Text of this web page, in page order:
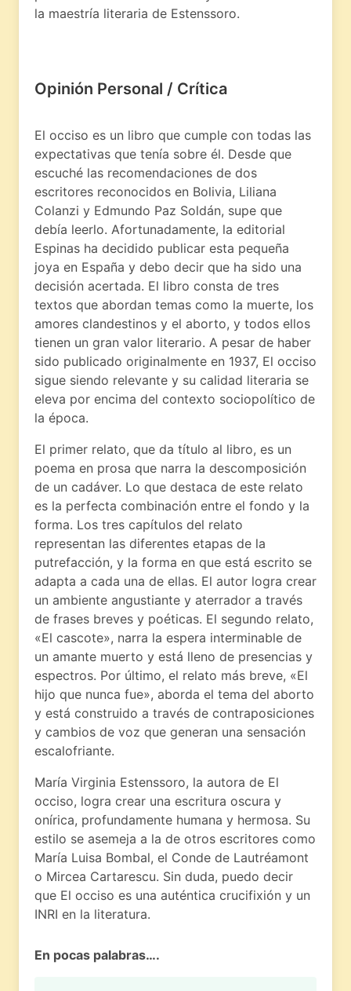
la maestría literaria de Estenssoro.
Opinión Personal / Crítica
El occiso es un libro que cumple con todas las
expectativas que tenía sobre él. Desde que
escuché las recomendaciones de dos
escritores reconocidos en Bolivia, Liliana
Colanzi y Edmundo Paz Soldán, supe que
debía leerlo. Afortunadamente, la editorial
Espinas ha decidido publicar esta pequeña
joya en España y debo decir que ha sido una
decisión acertada. El libro consta de tres
textos que abordan temas como la muerte, los
amores clandestinos y el aborto, y todos ellos
tienen un gran valor literario. A pesar de haber
sido publicado originalmente en 1937, El occiso
sigue siendo relevante y su calidad literaria se
eleva por encima del contexto sociopolítico de
la época.
El primer relato, que da título al libro, es un
poema en prosa que narra la descomposición
de un cadáver. Lo que destaca de este relato
es la perfecta combinación entre el fondo y la
forma. Los tres capítulos del relato
representan las diferentes etapas de la
putrefacción, y la forma en que está escrito se
adapta a cada una de ellas. El autor logra crear
un ambiente angustiante y aterrador a través
de frases breves y poéticas. El segundo relato,
«El cascote», narra la espera interminable de
un amante muerto y está lleno de presencias y
espectros. Por último, el relato más breve, «El
hijo que nunca fue», aborda el tema del aborto
y está construido a través de contraposiciones
y cambios de voz que generan una sensación
escalofriante.
María Virginia Estenssoro, la autora de El
occiso, logra crear una escritura oscura y
onírica, profundamente humana y hermosa. Su
estilo se asemeja a la de otros escritores como
María Luisa Bombal, el Conde de Lautréamont
o Mircea Cartarescu. Sin duda, puedo decir
que El occiso es una auténtica crucifixión y un
INRI en la literatura.
En pocas palabras….